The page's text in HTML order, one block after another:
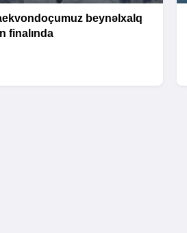
beynəlxalq
finalında